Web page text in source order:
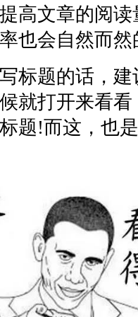
高文章的阅
也会自然而
题的话，建
就打开来看
题!而这，也